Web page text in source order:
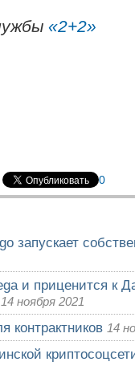
«2+2»
0
запускает
и приценится к
14 ноября 2021
контрактников 14